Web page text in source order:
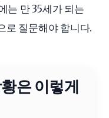
는 만 35세가 되는
로 질문해야 합니다.
은 이렇게